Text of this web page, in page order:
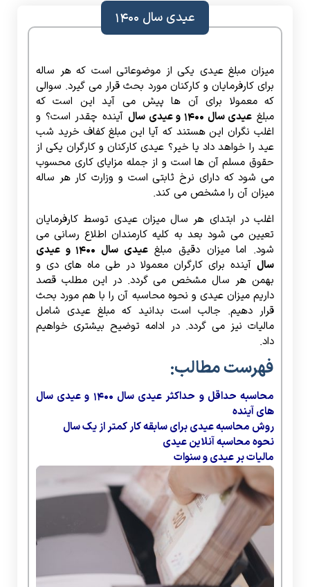
عیدی سال 1400
میزان مبلغ عیدی یکی از موضوعاتی است که هر ساله
برای کارفرمایان و کارکنان مورد بحث قرار می گیرد. سوالی
که معمولا برای آن ها پیش می آید این است که
مبلغ عیدی سال 1400 و عیدی سال
آینده چقدر است؟ و
اغلب نگران این هستند که آیا این مبلغ کفاف خرید شب
عید را خواهد داد یا خیر؟ عیدی کارکنان و کارگران یکی از
حقوق مسلم آن ها است و از جمله مزایای کاری محسوب
می شود که دارای نرخ ثابتی است و وزارت کار هر ساله
میزان آن را مشخص می کند.
اغلب در ابتدای هر سال میزان عیدی توسط کارفرمایان
تعیین می شود بعد به کلیه کارمندان اطلاع رسانی می
شود. اما میزان دقیق مبلغ
عیدی سال 1400 و عیدی
سال آینده برای کارگران معمولا در طی ماه های دی و
بهمن هر سال مشخص می گردد. در این مطلب قصد
داریم میزان عیدی و نحوه محاسبه آن را با هم مورد بحث
قرار دهیم. جالب است بدانید که مبلغ عیدی شامل
مالیات نیز می گردد. در ادامه توضیح بیشتری خواهیم
داد.
فهرست مطالب:
محاسبه حداقل و حداکثر عیدی سال 1400 و عیدی سال
های آینده
روش محاسبه عیدی برای سابقه کار کمتر از یک سال
نحوه محاسبه آنلاین عیدی
مالیات بر عیدی و سنوات